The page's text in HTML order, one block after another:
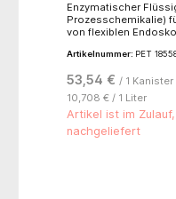
Enzymatischer
Prozesschemikalie)
von flexiblen
thermostabile
Wirkstoffkombination
Reinigungsleistung-
thermolabilen und
Artikelnummer: PET
53,54 € / 1 Kanister
10,708 € / 1 Liter
Artikel ist im
nachgeliefert